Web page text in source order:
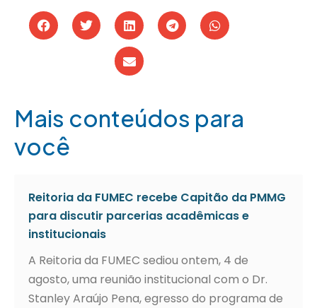
Mais conteúdos para
você
Reitoria da FUMEC recebe Capitão da PMMG
para discutir parcerias acadêmicas e
institucionais
A Reitoria da FUMEC sediou ontem, 4 de
agosto, uma reunião institucional com o Dr.
Stanley Araújo Pena, egresso do programa de